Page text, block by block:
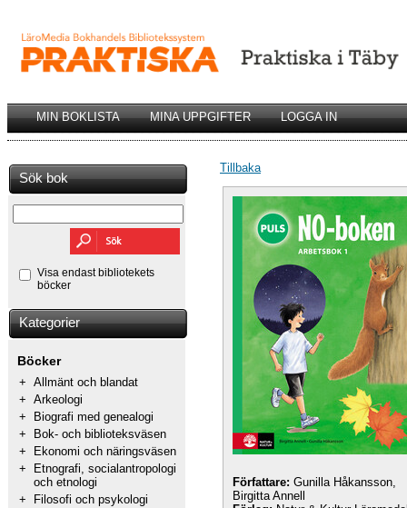
MIN BOKLISTA MINA UPPGIFTER LOGGA IN
Sök bok
Visa endast bibliotekets
böcker
Kategorier
Böcker
+ Allmänt och blandat
+ Arkeologi
+
Biografi med genealogi
+
Bok- och biblioteksväsen
+
Ekonomi och näringsväsen
+
Etnografi, socialantropologi
och etnologi
+
Filosofi och psykologi
Tillbaka
Författare: Gunilla Håkansson,
Birgitta Annell